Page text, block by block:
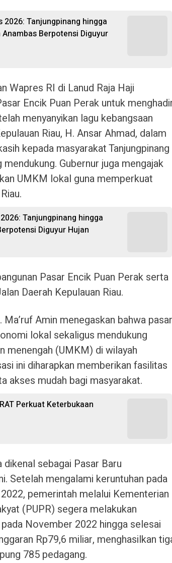
2026: Tanjungpinang hingga
Berpotensi Diguyur
Wapres RI di Lanud Raja Haji
Encik Puan Perak untuk
menyanyikan lagu kebangsaan
Riau, H. Ansar Ahmad, dalam
kepada masyarakat Tanjungpinang
Gubernur juga mengajak
UMKM lokal guna memperkuat
Tanjungpinang hingga
Diguyur Hujan
Pasar Encik Puan Perak serta
Daerah Kepulauan Riau.
Amin menegaskan bahwa pasar
lokal sekaligus mendukung
menengah (UMKM) di wilayah
ini diharapkan memberikan fasilitas
akses mudah bagi masyarakat.
Perkuat Keterbukaan
sebagai Pasar Baru
Setelah mengalami keruntuhan pada
pemerintah melalui Kementerian
(PUPR) segera melakukan
November 2022 hingga selesai
Rp79,6 miliar, menghasilkan
785 pedagang.